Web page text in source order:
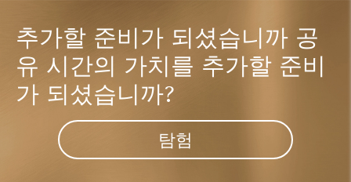
추가할 준비가 되셨습니까 공
유 시간의 가치를 추가할 준비
가 되셨습니까?
탐험